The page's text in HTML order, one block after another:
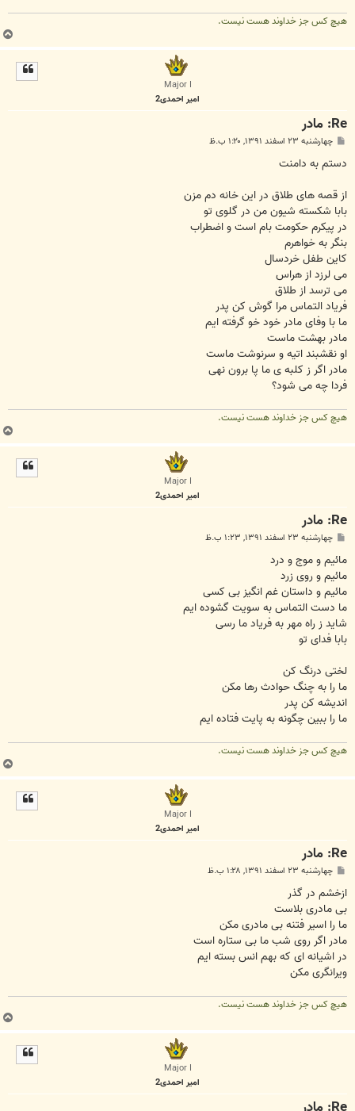
هیچ کس جز خداوند هست نیست.
Major I
امیر احمدی2
Re: مادر
س
ت
چهارشنبه ۲۳ اسفند ۱۳۹۱, ۱:۲۰ ب.ظ
دستم به دامنت
از قصه های طلاق در این خانه دم مزن
بابا شکسته شیون من در گلوی تو
در پیکرم حکومت بام است و اضطراب
بنگر به خواهرم
کاین طفل خردسال
می لرزد از هراس
می ترسد از طلاق
فریاد التماس مرا گوش کن پدر
ما با وفای مادر خود خو گرفته ایم
مادر بهشت ماست
او نقشبند اتیه و سرنوشت ماست
مادر اگر ز کلبه ی ما پا برون نهی
فردا چه می شود؟
هیچ کس جز خداوند هست نیست.
Major I
امیر احمدی2
Re: مادر
س
ت
چهارشنبه ۲۳ اسفند ۱۳۹۱, ۱:۲۳ ب.ظ
مائیم و موج و درد
مائیم و روی زرد
مائیم و داستان غم انگیز بی کسی
ما دست التماس به سویت گشوده ایم
شاید ز راه مهر به فریاد ما رسی
بابا فدای تو
لختی درنگ کن
ما را به چنگ حوادث رها مکن
اندیشه کن پدر
ما را ببین چگونه به پایت فتاده ایم
هیچ کس جز خداوند هست نیست.
Major I
امیر احمدی2
Re: مادر
س
ت
چهارشنبه ۲۳ اسفند ۱۳۹۱, ۱:۲۸ ب.ظ
ازخشم در گذر
بی مادری بلاست
ما را اسیر فتنه بی مادری مکن
مادر اگر روی شب ما بی ستاره است
در اشیانه ای که بهم انس بسته ایم
ویرانگری مکن
هیچ کس جز خداوند هست نیست.
Major I
امیر احمدی2